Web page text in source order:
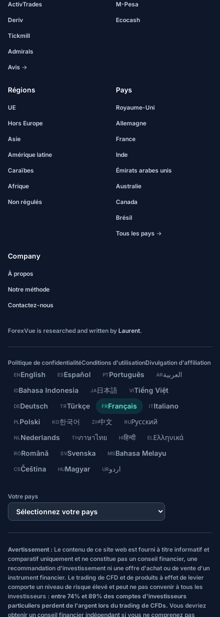
ActivTrades
Deriv
Tickmill
Admirals
Avis →
M-Pesa
Ecocash
Régions
UE
Hors Europe
Asie
Amérique latine
Caraïbes
Afrique
Non régulés
Pays
Royaume-Uni
Allemagne
France
Inde
Émirats arabes unis
Australie
Canada
Brésil
Tous les pays →
Company
À propos
Notre méthode
Contactez-nous
ForexVue is researched and written by Laurent.
Politique de confidentialitéConditions d'utilisationDivulgation d'affiliation
ENEnglish ESEspañol PTPortuguês ARالعربية
IDBahasa Indonesia JA日本語 VITiếng Việt
DEDeutsch TRTürkçe FRFrançais ITItaliano
PL Polski KO한국어 ZH中文 RUРусский
NL Nederlands THภาษาไทย HIहिन्दी EL Ελληνικά
RORomână SVSvenska MSBahasa Melayu
CSČeština HUMagyar URاردو
Votre pays
Avertissement : Le contenu de ce site web est fourni à titre informatif et
comparatif uniquement et ne constitue pas un conseil financier, une
recommandation d'investissement ni une offre d'achat ou de vente d'un
instrument financier. Le trading de CFD et de produits à effet de levier
comporte un niveau de risque élevé et peut ne pas convenir à tous les
investisseurs : entre 74% et 89% des comptes d'investisseurs
particuliers perdent de l'argent lors du trading de CFDs. Vous devriez
obtenir un conseil financier indépendant si vous ne comprenez pas